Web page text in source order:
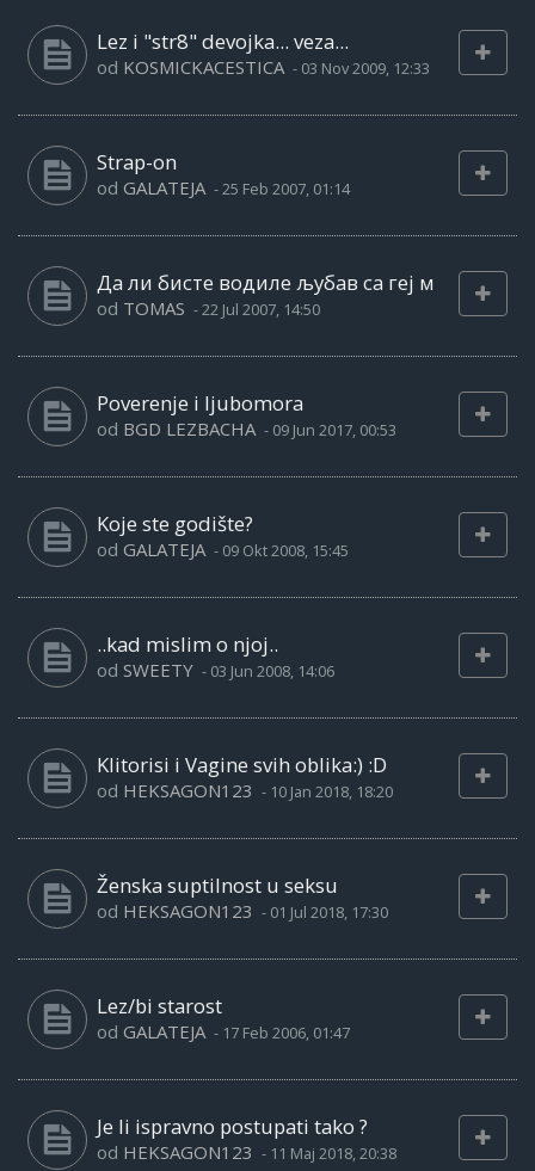
Lez i "str8" devojka... veza...
od KOSMICKACESTICA - 03 Nov 2009, 12:33
Strap-on
od GALATEJA -25 Feb 2007, 01:14
Да ли бисте водиле љубав са геј м
od TOMAS -22 Jul 2007, 14:50
Poverenje i ljubomora
od BGD LEZBACHA - 09 Jun 2017, 00:53
Koje ste godište?
od GALATEJA - 09 Okt 2008, 15:45
..kad mislim o njoj..
od SWEETY - 03 Jun 2008, 14:06
Klitorisi i Vagine svih oblika:) :D
od HEKSAGON123 - 10 Jan 2018, 18:20
Ženska suptilnost u seksu
od HEKSAGON123 - 01 Jul 2018, 17:30
Lez/bi starost
od GALATEJA - 17 Feb 2006, 01:47
Je li ispravno postupati tako ?
od HEKSAGON123 - 11 Maj 2018, 20:38